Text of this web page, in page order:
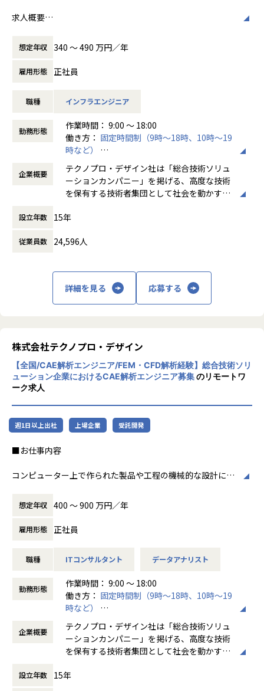
現地調査・機器取り付けなどの業務をしており、
■配属プロジェクト
自動車シート部品開発設計のプロジェクトにて、
機能を満たすHWの設計〜実装・テストまでの一連工程に従
会社の定める業務
求人概要
当社は「メーカー」や「自治体」を主要顧客としており、メ
ーカー向けWEBシステムや行政向け総合システムといった、
専門システムを取り扱うことが多くあります。
躍を期待し、入社後約3か月間の研修にご参加いただきま
イチからITの基礎を学び、インフラを支えるエンジニアとし
ての業務を学ぶ実践的な研修
■研修期間：約3ヵ月
基礎学習
Webシステム、クラウド基礎
AWSサーバー構築演習
運用演習（バッチ運用、障害フロ―演習など）
※研修内容・期間は変更になる可能性がございます。
前職では営業職を経験。過去に公務員を志望していたことも
あり、
民間志望に切り替えた後も社会の基盤を支える仕事を志望。
家族にエンジニアがいたこともあり、キャリアチェンジを目
■配属プロジェクト
機能を満たすシステムの設計〜実装・テスト～運用までの一
会社の定める業務
想定年収 340 〜 490 万円／年
雇用形態 正社員
職種 インフラエンジニア
勤務形態
作業時間： 9:00 ～ 18:00
働き方： 固定時間制（9時～18時、10時～19
時など）
時間外労働の有無： 有（月平均20時間）
休憩時間： 60分
企業概要
テクノプロ・デザイン社は「総合技術ソリュ
ーションカンパニー」を掲げる、高度な技術
を保有する技術者集団として社会を動かすこ
に渡ります。いわゆる技術者派遣と呼ばれ
働く場所に関わらない事業支援や最新技術を
用いた研究開発などを行っています。
程プロジェクトの増加といった世の中で技術
者集団として価値提供を行うために、エンジ
ニアが生涯活躍できる環境を考え事業運営を
行っています。
設立年数 15年
従業員数 24,596人
詳細を見る 応募する
株式会社テクノプロ・デザイン
【全国/CAE解析エンジニア/FEM・CFD解析経験】総合技術ソリ
ューション企業におけるCAE解析エンジニア募集のリモートワ
ーク求人
週1日以上出社 上場企業 受託開発
■お仕事内容
コンピューター上で作られた製品や工程の機械的な設計に関
て工学的に計算する解析業務に携わっていただきます。
【想定業務】
①解析結果と現物の差異確認と条件補正。仕様に基づく形
②仕様に基づく形状の検討、3Dモデルのメッシュ化、条件決
③製品設計や生産の効率化や標準化を含んだコンサルティン
④CAE解析研修サービス
【プロジェクト例】
・振動計測システムのデータ解析/測定立会い/セットアップ
品質確認、システムの合理化、制御アルゴリズムの検討
想定年収 400 〜 900 万円／年
雇用形態 正社員
職種 ITコンサルタント データアナリスト
勤務形態
作業時間： 9:00 ～ 18:00
働き方： 固定時間制（9時～18時、10時～19
時など）
時間外労働の有無： 有（月平均20時間）
休憩時間： 60分
企業概要
テクノプロ・デザイン社は「総合技術ソリュ
ーションカンパニー」を掲げる、高度な技術
を保有する技術者集団として社会を動かすこ
設立年数 15年